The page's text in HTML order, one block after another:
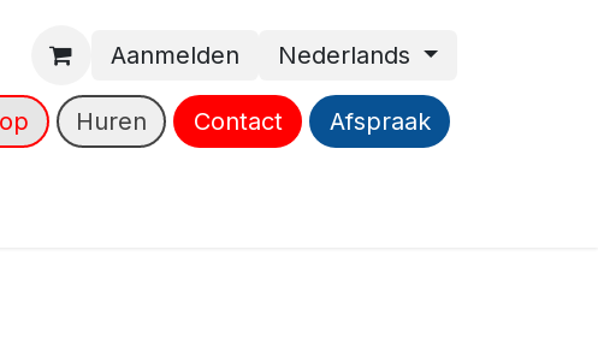
Aanmelden Nederlands
Huren Contact Afspraak